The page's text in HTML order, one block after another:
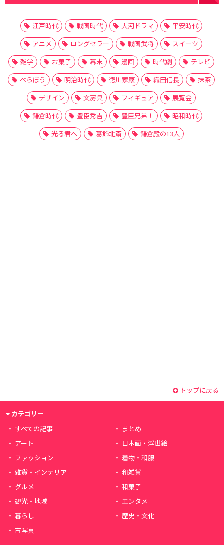
江戸時代 戦国時代 大河ドラマ
平安時代
アニメ
ロングセラー 戦国武将
スイーツ
雑学
お菓子 幕末 漫画 時代劇
テレビ
べらぼう
明治時代 徳川家康 織田信長
抹茶
デザイン
文房具 フィギュア
展覧会
鎌倉時代
豊臣秀吉 豊臣兄弟！
昭和時代
光る君へ
葛飾北斎 鎌倉殿の13人
トップに戻る
カテゴリー
すべての記事
まとめ
アート
日本画・浮世絵
ファッション
着物・和服
雑貨・インテリア
和雑貨
グルメ
和菓子
観光・地域
エンタメ
暮らし
歴史・文化
古写真